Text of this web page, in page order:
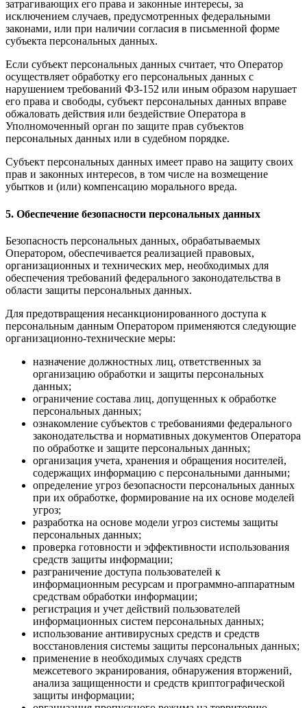
затрагивающих его права и законные интересы, за
исключением случаев, предусмотренных федеральными
законами, или при наличии согласия в письменной форме
субъекта персональных данных.
Если субъект персональных данных считает, что Оператор
осуществляет обработку его персональных данных с
нарушением требований ФЗ-152 или иным образом нарушает
его права и свободы, субъект персональных данных вправе
обжаловать действия или бездействие Оператора в
Уполномоченный орган по защите прав субъектов
персональных данных или в судебном порядке.
Субъект персональных данных имеет право на защиту своих
прав и законных интересов, в том числе на возмещение
убытков и (или) компенсацию морального вреда.
5. Обеспечение безопасности персональных данных
Безопасность персональных данных, обрабатываемых
Оператором, обеспечивается реализацией правовых,
организационных и технических мер, необходимых для
обеспечения требований федерального законодательства в
области защиты персональных данных.
Для предотвращения несанкционированного доступа к
персональным данным Оператором применяются следующие
организационно-технические меры:
назначение должностных лиц, ответственных за
организацию обработки и защиты персональных
данных;
ограничение состава лиц, допущенных к обработке
персональных данных;
ознакомление субъектов с требованиями федерального
законодательства и нормативных документов Оператора
по обработке и защите персональных данных;
организация учета, хранения и обращения носителей,
содержащих информацию с персональными данными;
определение угроз безопасности персональных данных
при их обработке, формирование на их основе моделей
угроз;
разработка на основе модели угроз системы защиты
персональных данных;
проверка готовности и эффективности использования
средств защиты информации;
разграничение доступа пользователей к
информационным ресурсам и программно-аппаратным
средствам обработки информации;
регистрация и учет действий пользователей
информационных систем персональных данных;
использование антивирусных средств и средств
восстановления системы защиты персональных данных;
применение в необходимых случаях средств
межсетевого экранирования, обнаружения вторжений,
анализа защищенности и средств криптографической
защиты информации;